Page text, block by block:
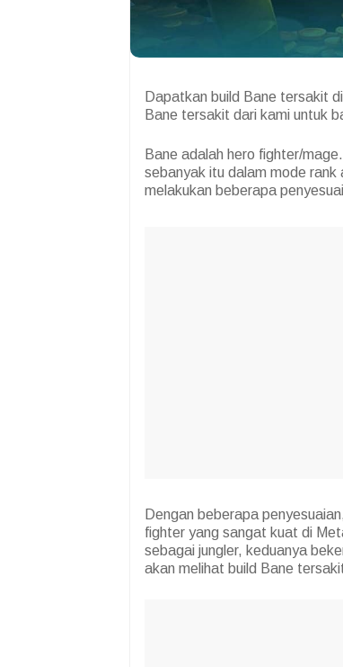
Dapatkan build Bane tersakit di
Bane tersakit dari kami untuk
Bane adalah hero fighter/
sebanyak itu dalam mode
melakukan beberapa
Dengan beberapa
fighter yang sangat kuat di
sebagai jungler, keduanya
akan melihat build Bane